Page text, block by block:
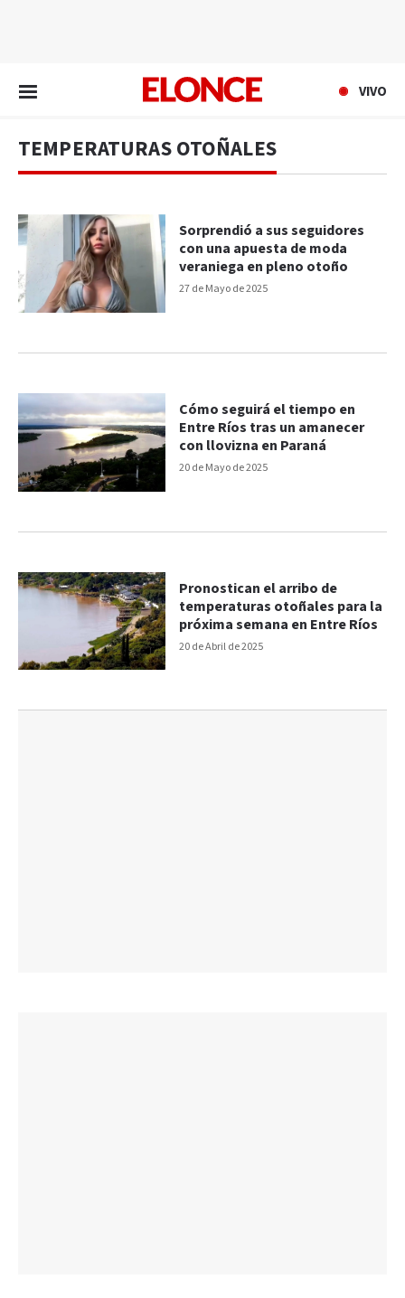
VIVO
TEMPERATURAS OTOÑALES
27 de Mayo de 2025
Sorprendió a sus seguidores
con una apuesta de moda
veraniega en pleno otoño
20 de Mayo de 2025
Cómo seguirá el tiempo en
Entre Ríos tras un amanecer
con llovizna en Paraná
20 de Abril de 2025
Pronostican el arribo de
temperaturas otoñales para la
próxima semana en Entre Ríos